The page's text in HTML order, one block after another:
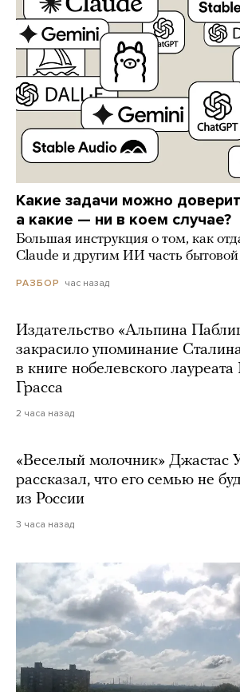
Какие задачи можно
а какие — ни в коем случае?
Большая инструкция о том, как
Claude и другим ИИ часть
РАЗБОР час назад
Издательство «Альпина
закрасило упоминание
в книге нобелевского
Грасса
2 часа назад
«Веселый молочник» Джастас
рассказал, что его семью не
из России
3 часа назад